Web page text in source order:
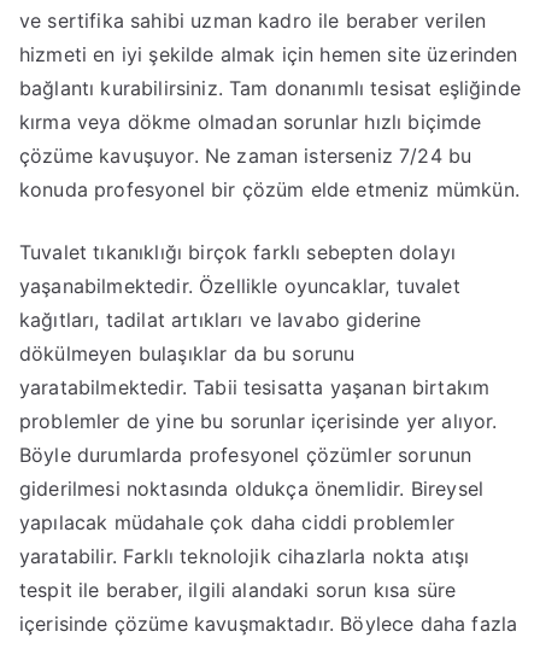
ve sertifika sahibi uzman kadro ile beraber verilen
hizmeti en iyi şekilde almak için hemen site üzerinden
bağlantı kurabilirsiniz. Tam donanımlı tesisat eşliğinde
kırma veya dökme olmadan sorunlar hızlı biçimde
çözüme kavuşuyor. Ne zaman isterseniz 7/24 bu
konuda profesyonel bir çözüm elde etmeniz mümkün.
Tuvalet tıkanıklığı birçok farklı sebepten dolayı
yaşanabilmektedir. Özellikle oyuncaklar, tuvalet
kağıtları, tadilat artıkları ve lavabo giderine
dökülmeyen bulaşıklar da bu sorunu
yaratabilmektedir. Tabii tesisatta yaşanan birtakım
problemler de yine bu sorunlar içerisinde yer alıyor.
Böyle durumlarda profesyonel çözümler sorunun
giderilmesi noktasında oldukça önemlidir. Bireysel
yapılacak müdahale çok daha ciddi problemler
yaratabilir. Farklı teknolojik cihazlarla nokta atışı
tespit ile beraber, ilgili alandaki sorun kısa süre
içerisinde çözüme kavuşmaktadır. Böylece daha fazla